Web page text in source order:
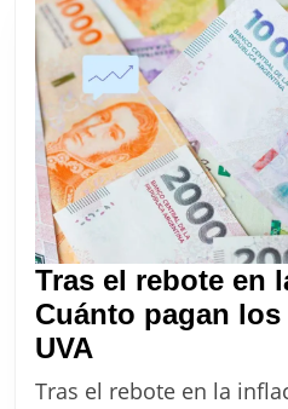
millón
en
los
principales
bancos
Tras el rebote en
Cuánto pagan
UVA
el
Tras el rebote en la